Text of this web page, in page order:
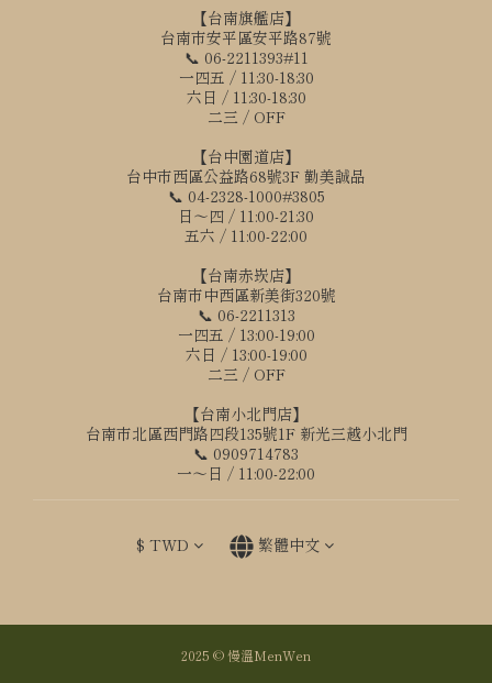
【台南旗艦店】
台南市安平區安平路87號
📞 06-2211393#11
一四五 / 11:30-18:30
六日 / 11:30-18:30
二三 / OFF
【台中園道店】
台中市西區公益路68號3F 勤美誠品
📞 04-2328-1000#3805
日～四 / 11:00-21:30
五六 / 11:00-22:00
【台南赤崁店】
台南市中西區新美街320號
📞 06-2211313
一四五 / 13:00-19:00
六日 / 13:00-19:00
二三 / OFF
【台南小北門店】
台南市北區西門路四段135號1F 新光三越小北門
📞 0909714783
一～日 / 11:00-22:00
$ TWD 繁體中文
2025 © 慢溫MenWen